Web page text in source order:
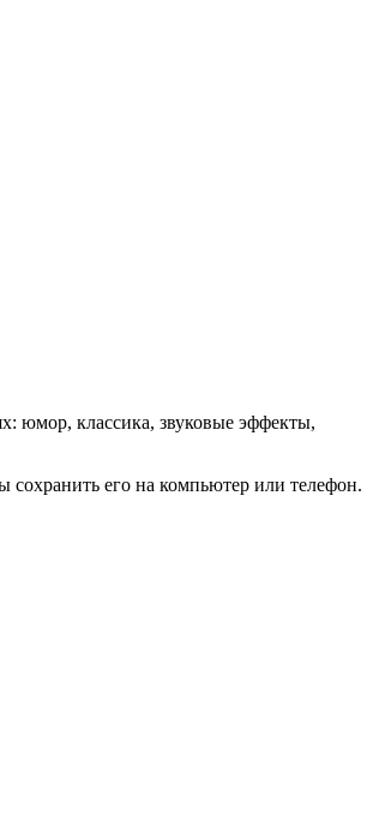
юмор, классика, звуковые эффекты,
сохранить его на компьютер или телефон.